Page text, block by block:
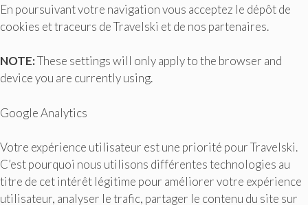
En poursuivant votre navigation vous acceptez le dépôt de
cookies et traceurs de Travelski et de nos partenaires.
NOTE:These settings will only apply to the browser and
device you are currently using.
Google Analytics
Votre expérience utilisateur est une priorité pour Travelski.
C’est pourquoi nous utilisons différentes technologies au
titre de cet intérêt légitime pour améliorer votre expérience
utilisateur, analyser le trafic, partager le contenu du site sur